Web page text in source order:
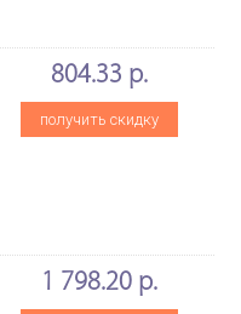
804.33 р.
получить скидку
1 798.20 р.